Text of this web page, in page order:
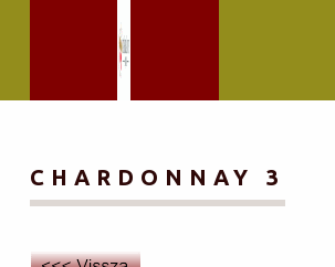
CHARDONNAY 3